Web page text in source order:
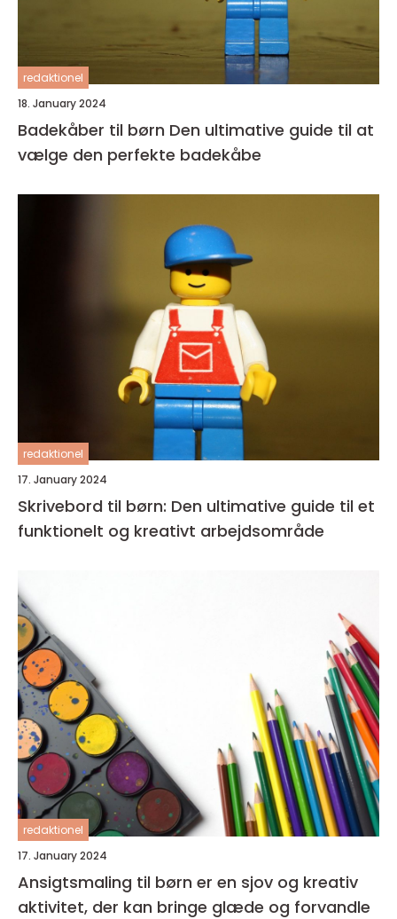
redaktionel
18. January 2024
Badekåber til børn Den ultimative guide til at
vælge den perfekte badekåbe
redaktionel
17. January 2024
Skrivebord til børn: Den ultimative guide til et
funktionelt og kreativt arbejdsområde
redaktionel
17. January 2024
Ansigtsmaling til børn er en sjov og kreativ
aktivitet, der kan bringe glæde og forvandle